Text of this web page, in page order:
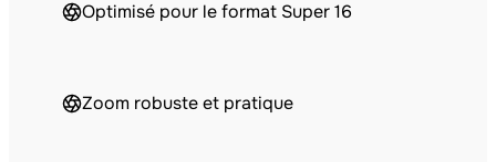
Optimisé pour le format Super 16
Zoom robuste et pratique